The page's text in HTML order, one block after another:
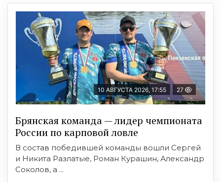
10 АВГУСТА 2026, 17:55 27
Брянская команда — лидер чемпионата
России по карповой ловле
В состав победившей команды вошли Сергей
и Никита Разлатые, Роман Курашин, Александр
Соколов, а ...